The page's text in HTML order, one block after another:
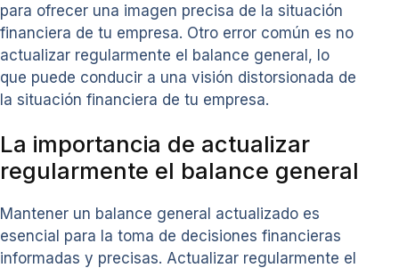
para ofrecer una imagen precisa de la situación
financiera de tu empresa. Otro error común es no
actualizar regularmente el balance general, lo
que puede conducir a una visión distorsionada de
la situación financiera de tu empresa.
La importancia de actualizar
regularmente el balance general
Mantener un balance general actualizado es
esencial para la toma de decisiones financieras
informadas y precisas. Actualizar regularmente el